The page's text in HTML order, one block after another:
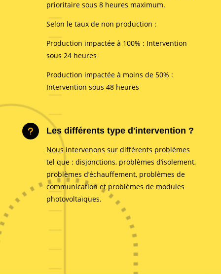
prioritaire sous 8 heures maximum.
Selon le taux de non production :
Production impactée à 100% : Intervention
sous 24 heures
Production impactée à moins de 50% :
Intervention sous 48 heures
u Les différents type d'intervention ?
Nous intervenons sur différents problèmes
tel que : disjonctions, problèmes d’isolement,
problèmes d’échauffement, problèmes de
communication et problèmes de modules
photovoltaïques.